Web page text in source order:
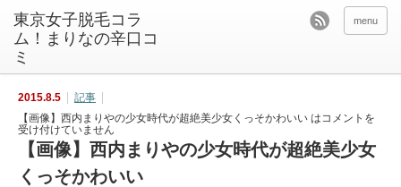
東京女子脱毛コラ
ム！まりなの辛口コ
ミ
menu
2015.8.5
記事
【画像】西内まりやの少女時代が超絶美少女くっそかわいい はコメントを
受け付けていません
【画像】西内まりやの少女時代が超絶美少女
くっそかわいい